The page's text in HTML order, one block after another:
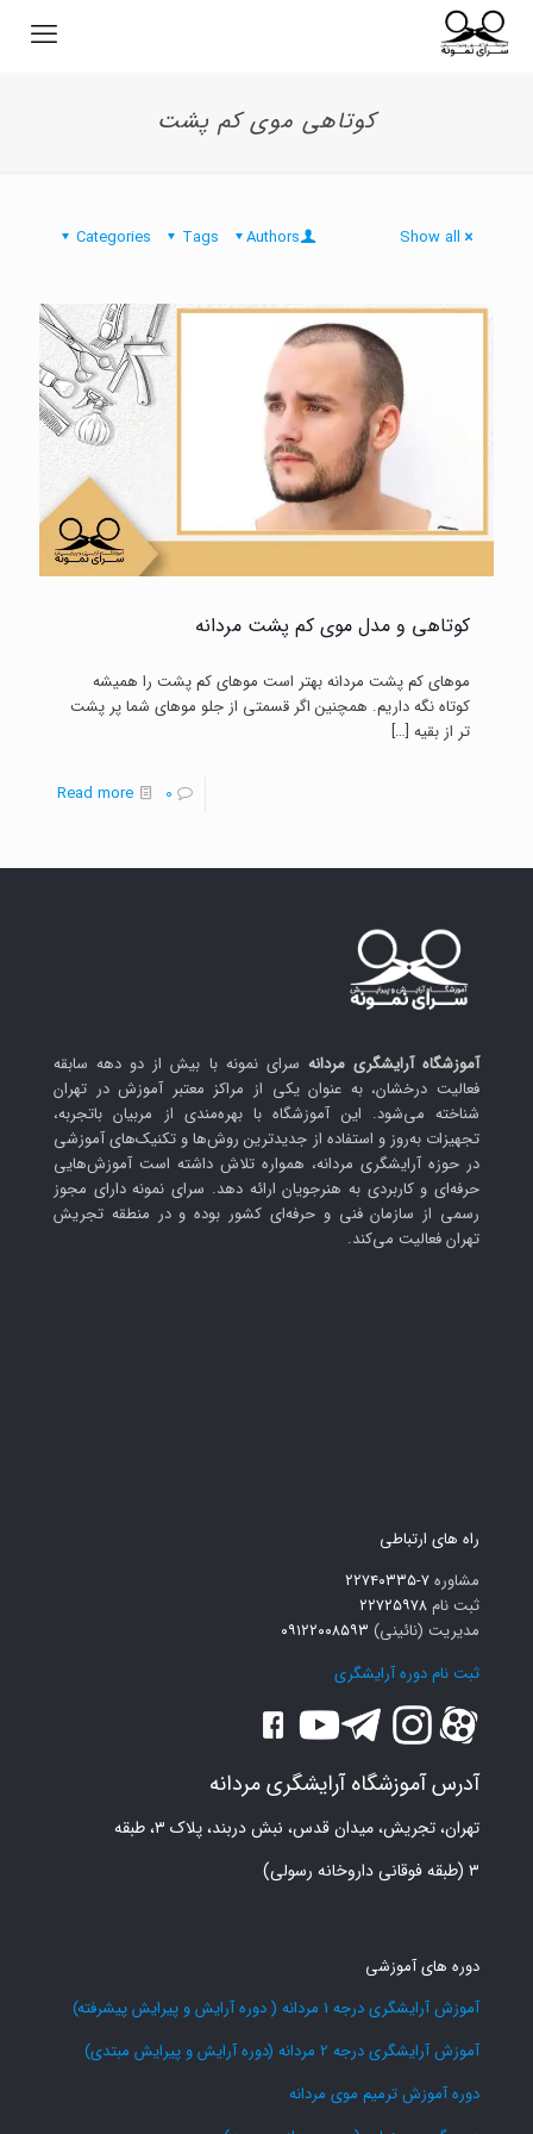
کوتاهی موی کم پشت
Categories Tags Authors Show all
کوتاهی و مدل موی کم پشت مردانه
موهای کم پشت مردانه بهتر است موهای کم پشت را همیشه
کوتاه نگه داریم. همچنین اگر قسمتی از جلو موهای شما پر پشت
تر از بقیه […]
0
Read more
-
و
آموزشگاه آرایشگری مردانه سرای نمونه با بیش از دو دهه سابقه
فعالیت درخشان، به عنوان یکی از مراکز معتبر آموزش در تهران
شناخته می‌شود. این آموزشگاه با بهره‌مندی از مربیان باتجربه،
تجهیزات به‌روز و استفاده از جدیدترین روش‌ها و تکنیک‌های آموزشی
در حوزه آرایشگری مردانه، همواره تلاش داشته است آموزش‌هایی
حرفه‌ای و کاربردی به هنرجویان ارائه دهد. سرای نمونه دارای مجوز
رسمی از سازمان فنی و حرفه‌ای کشور بوده و در منطقه تجریش
تهران فعالیت می‌کند.
راه های ارتباطی
مشاوره۷-۲۲۷۴۰۳۳۵
ثبت نام ۲۲۷۲۵۹۷۸
مدیریت (نائینی) ۰۹۱۲۲۰۰۸۵۹۳
ثبت نام دوره آرایشگری
آدرس آموزشگاه آرایشگری مردانه
تهران، تجریش، میدان قدس، نبش دربند، پلاک ۳، طبقه
۳ (طبقه فوقانی داروخانه رسولی)
دوره های آموزشی
آموزش آرایشگری درجه 1 مردانه ( دوره آرایش و پیرایش پیشرفته)
آموزش آرایشگری درجه 2 مردانه (دوره آرایش و پیرایش مبتدی)
دوره آموزش ترمیم موی مردانه